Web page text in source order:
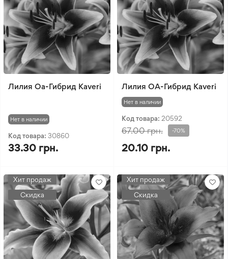
Лилия Oa-Гибрид Kaveri
Нет в наличии
Код товара: 30860
33.30 грн.
Лилия OА-Гибрид Kaveri
Нет в наличии
Код товара: 20592
67.00 грн. -70%
20.10 грн.
Хит продаж
Скидка
Хит продаж
Скидка